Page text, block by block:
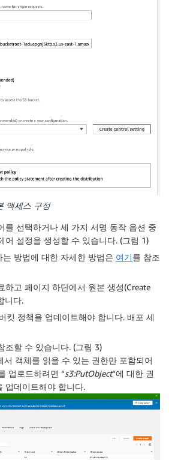
액세스 구성
를 선택하거나 세 가지 서명 동작 옵션 중
어 설정을 생성할 수 있습니다. (그림 1)
방법에 대한 자세한 방법은 여기를 참조
하고 페이지 하단에서 원본 생성(Create
니다.
킷 정책을 업데이트해야 합니다. 배포 세
조할 수 있습니다. (그림 3)
서 객체를 읽을 수 있는 권한만 포함되어
업로드하려면 “s3:PutObject“에 대한 권
업데이트해야 합니다.